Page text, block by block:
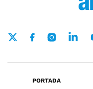
PORTADA